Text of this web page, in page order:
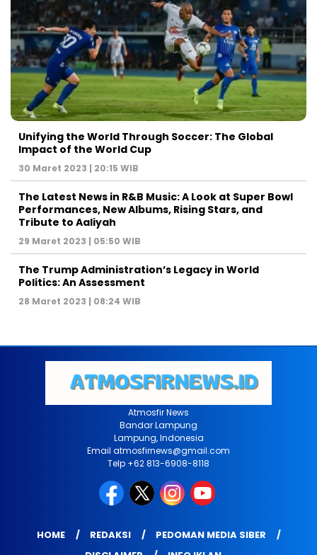
Unifying the World Through Soccer: The Global
Impact of the World Cup
30 Maret 2023 | 20:15 WIB
The Latest News in R&B Music: A Look at Super Bowl
Performances, New Albums, Rising Stars, and
Tribute to Aaliyah
29 Maret 2023 | 05:50 WIB
The Trump Administration’s Legacy in World
Politics: An Assessment
28 Maret 2023 | 08:24 WIB
Atmosfir News
Bandar Lampung
Lampung, Indonesia
Email atmosfirnews@gmail.com
Telp +62 813-6908-8118
HOME REDAKSI
PEDOMAN MEDIA SIBER